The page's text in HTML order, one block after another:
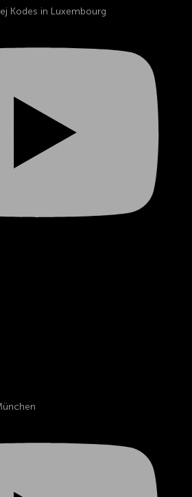
Kodes in Luxembourg